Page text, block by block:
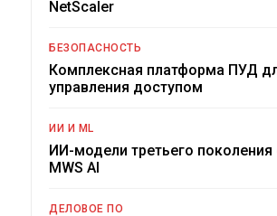
NetScaler
БЕЗОПАСНОСТЬ
Комплексная платформа ПУД
управления доступом
ИИ И ML
ИИ-модели третьего поколения
MWS AI
ДЕЛОВОЕ ПО